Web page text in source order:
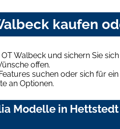
kaufen
Walbeck und sichern Sie
offen.
suchen oder sich für
an Optionen.
Modelle in